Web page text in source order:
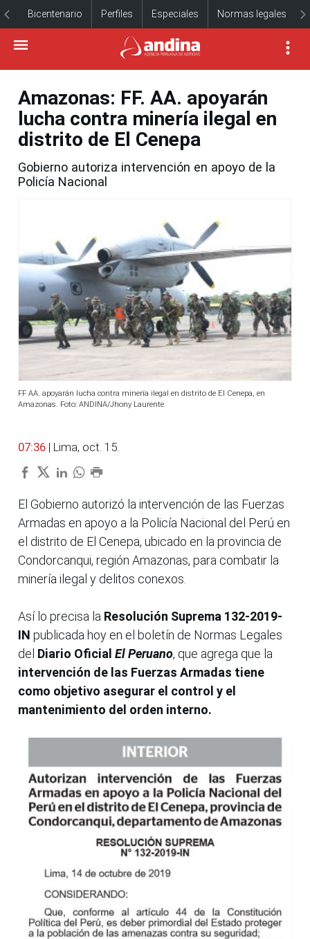
Bicentenario Perfiles Especiales Normas legales
Amazonas: FF. AA. apoyarán
lucha contra minería ilegal en
distrito de El Cenepa
Gobierno autoriza intervención en apoyo de la
Policía Nacional
FF AA. apoyarán lucha contra minería ilegal en distrito de El Cenepa, en
Amazonas. Foto: ANDINA/Jhony Laurente.
07:36 | Lima, oct. 15.
El Gobierno autorizó la intervención de las Fuerzas
Armadas en apoyo a la Policía Nacional del Perú en
el distrito de El Cenepa, ubicado en la provincia de
Condorcanqui, región Amazonas, para combatir la
minería ilegal y delitos conexos.
Así lo precisa la Resolución Suprema 132-2019-
IN publicada hoy en el boletín de Normas Legales
del Diario Oficial El Peruano, que agrega que la
intervención de las Fuerzas Armadas tiene
como objetivo asegurar el control y el
mantenimiento del orden interno.